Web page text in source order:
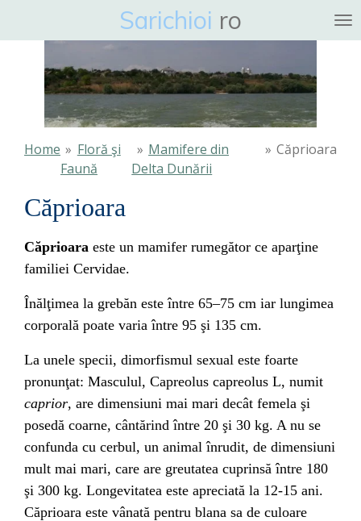
hoofdinhoud
Sarichioi ro
Home » Floră şi
Faună
» Mamifere din
Delta Dunării
» Căprioara
Căprioara
Căprioara este un mamifer rumegător ce aparţine
familiei Cervidae.
Înălţimea la grebăn este între 65–75 cm iar lungimea
corporală poate varia între 95 şi 135 cm.
La unele specii, dimorfismul sexual este foarte
pronunţat: Masculul, Capreolus capreolus L, numit
caprior, are dimensiuni mai mari decât femela şi
posedă coarne, cântărind între 20 şi 30 kg. A nu se
confunda cu cerbul, un animal înrudit, de dimensiuni
mult mai mari, care are greutatea cuprinsă între 180
şi 300 kg. Longevitatea este apreciată la 12-15 ani.
Căprioara este vânată pentru blana sa de culoare